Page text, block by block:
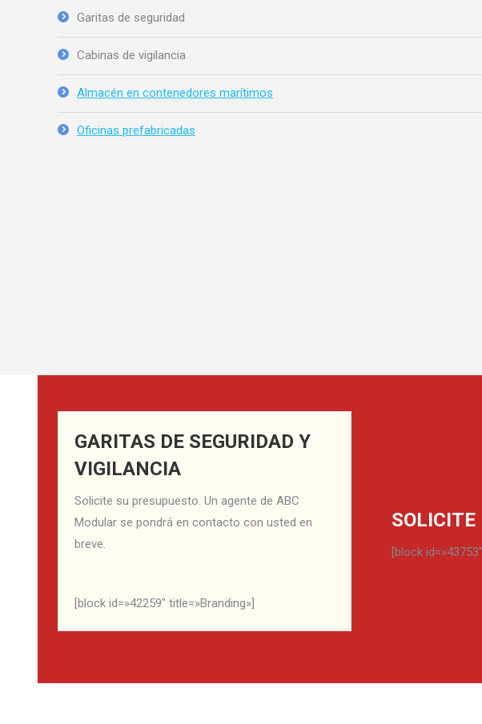
Garitas de seguridad
Cabinas de vigilancia
Almacén en contenedores marítimos
Oficinas prefabricadas
GARITAS DE SEGURIDAD Y
VIGILANCIA
Solicite su presupuesto. Un agente de ABC
Modular se pondrá en contacto con usted en
breve.
[block id=»42259″ title=»Branding»]
SOLICITE
[block